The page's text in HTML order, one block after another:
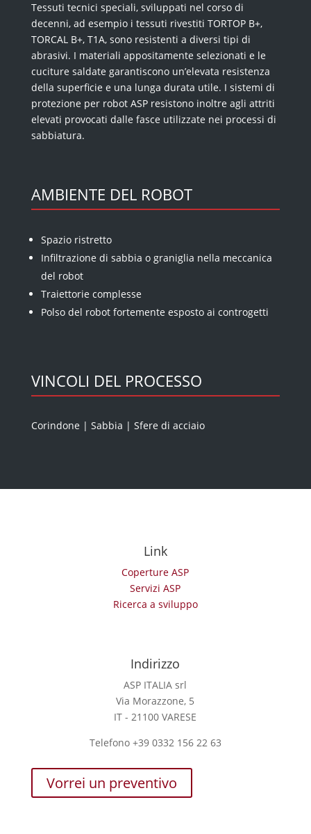
Tessuti tecnici speciali, sviluppati nel corso di
decenni, ad esempio i tessuti rivestiti TORTOP B+,
TORCAL B+, T1A, sono resistenti a diversi tipi di
abrasivi. I materiali appositamente selezionati e le
cuciture saldate garantiscono un’elevata resistenza
della superficie e una lunga durata utile. I sistemi di
protezione per robot ASP resistono inoltre agli attriti
elevati provocati dalle fasce utilizzate nei processi di
sabbiatura.
AMBIENTE DEL ROBOT
Spazio ristretto
Infiltrazione di sabbia o graniglia nella meccanica
del robot
Traiettorie complesse
Polso del robot fortemente esposto ai controgetti
VINCOLI DEL PROCESSO
Corindone | Sabbia | Sfere di acciaio
Link
Coperture ASP
Servizi ASP
Ricerca a sviluppo
Indirizzo
ASP ITALIA srl
Via Morazzone, 5
IT - 21100 VARESE
Telefono +39 0332 156 22 63
Vorrei un preventivo